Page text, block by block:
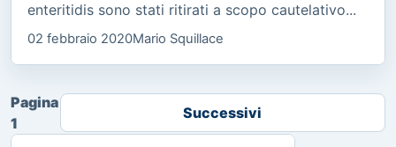
enteritidis sono stati ritirati a scopo cautelativo...
02 febbraio 2020Mario Squillace
Pagina
1
Successivi